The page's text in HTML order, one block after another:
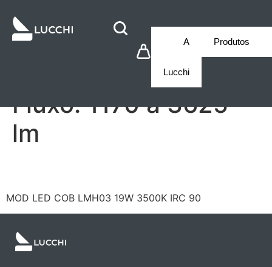
A
Lucchi
Produtos
Fluxo:1170 a 3625
lm
MOD LED COB LMH03 19W 3500K IRC 90